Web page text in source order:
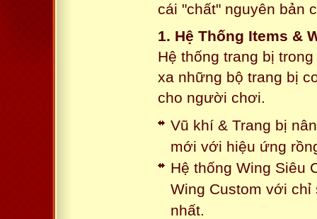
cái "chất" nguyên bản
1. Hệ Thống Items &
Hệ thống trang bị
xa những bộ trang bị
cho người chơi.
Vũ khí & Trang bị
mới với hiệu ứng
Hệ thống Wing Siêu
Wing Custom với
nhất.